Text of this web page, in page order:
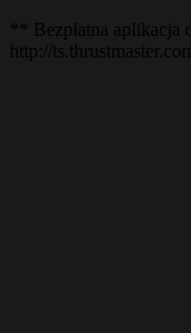
** Bezpłatna
http://